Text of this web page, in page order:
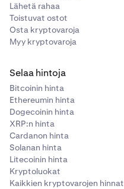
Lähetä rahaa
Toistuvat ostot
Osta kryptovaroja
Myy kryptovaroja
Selaa hintoja
Bitcoinin hinta
Ethereumin hinta
Dogecoinin hinta
XRP:n hinta
Cardanon hinta
Solanan hinta
Litecoinin hinta
Kryptoluokat
Kaikkien kryptovarojen hinnat